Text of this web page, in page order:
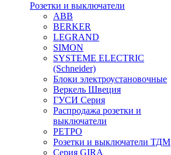
Розетки и выключатели
ABB
BERKER
LEGRAND
SIMON
SYSTEME ELECTRIC
(Schneider)
Блоки электроустановочные
Веркель Швеция
ГУСИ Серия
Распродажа розетки и
выключатели
РЕТРО
Розетки и выключатели ТДМ
Серия GIRA